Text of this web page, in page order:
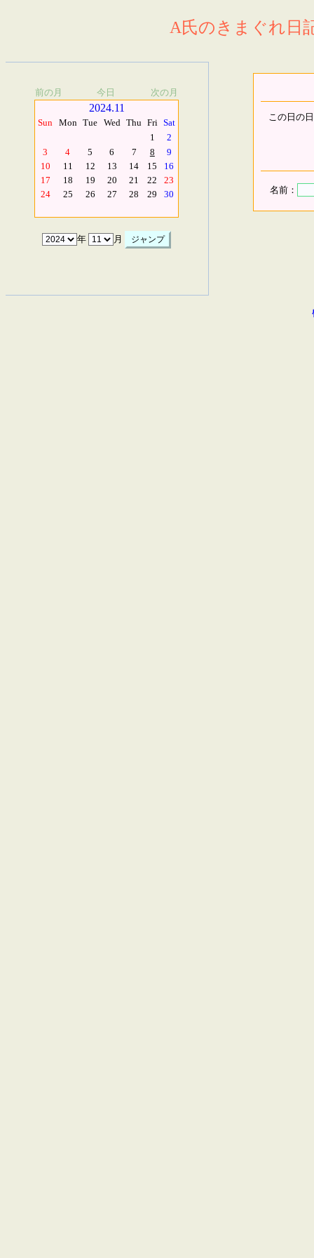
A氏のきまぐれ日
前の月 今日 次の月
2024.11
Sun Mon Tue Wed Thu Fri Sat
1
2
3
4 5 6 7 8
9
10
11 12 13 14 15
16
17
18 19 20 21 22
23
24
25 26 27 28 29 30
年 月
この日の
名前：